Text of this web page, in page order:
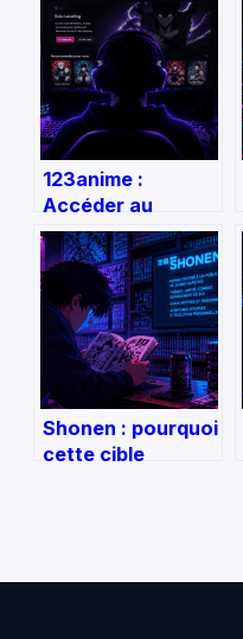
123anime :
Accéder au
catalogue
complet et
sécuriser votre
streaming
d’animés
Shonen : pourquoi
cette cible